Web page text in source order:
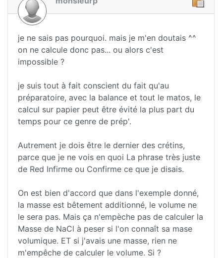
je ne sais pas pourquoi. mais je m'en doutais ^^
on ne calcule donc pas... ou alors c'est
impossible ?
je suis tout à fait conscient du fait qu'au
préparatoire, avec la balance et tout le matos, le
calcul sur papier peut être évité la plus part du
temps pour ce genre de prép'.
Autrement je dois être le dernier des crétins,
parce que je ne vois en quoi La phrase très juste
de Red Infirme ou Confirme ce que je disais.
On est bien d'accord que dans l'exemple donné,
la masse est bêtement additionné, le volume ne
le sera pas. Mais ça n'empèche pas de calculer la
Masse de NaCl à peser si l'on connaît sa mase
volumique. ET si j'avais une masse, rien ne
m'empêche de calculer le volume. Si ?